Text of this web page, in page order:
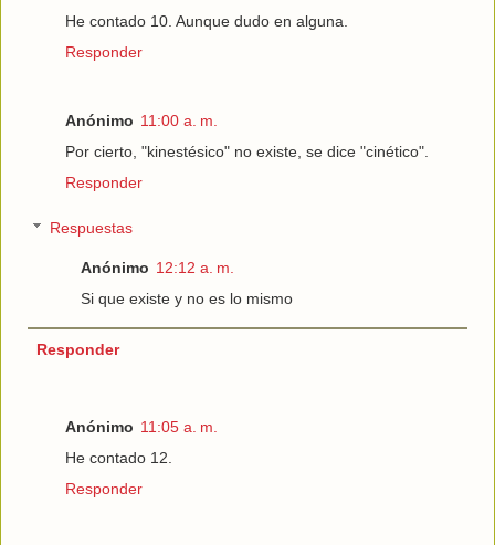
He contado 10. Aunque dudo en alguna.
Responder
Anónimo 11:00 a. m.
Por cierto, "kinestésico" no existe, se dice "cinético".
Responder
Respuestas
Anónimo 12:12 a. m.
Si que existe y no es lo mismo
Responder
Anónimo 11:05 a. m.
He contado 12.
Responder